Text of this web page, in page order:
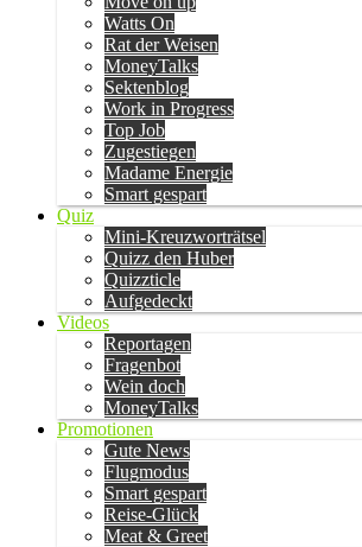
Watts On
Rat der Weisen
MoneyTalks
Sektenblog
Work in Progress
Top Job
Zugestiegen
Madame Energie
Smart gespart
Quiz
Mini-Kreuzworträtsel
Quizz den Huber
Quizzticle
Aufgedeckt
Videos
Reportagen
Fragenbot
Wein doch
MoneyTalks
Promotionen
Gute News
Flugmodus
Smart gespart
Reise-Glück
Meat & Greet